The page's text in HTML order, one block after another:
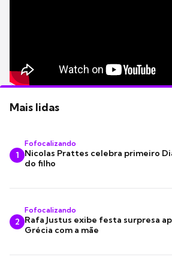
Mais lidas
1
Fofocalizando
Nicolas Prattes celebra primeiro
do filho
2
Fofocalizando
Rafa Justus exibe festa surpresa
Grécia com a mãe